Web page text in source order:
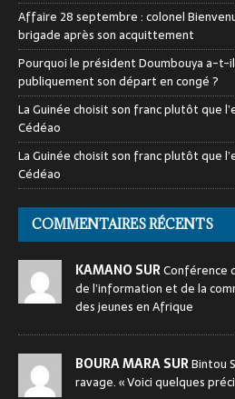
Affaire 28 septembre : colonel
brigade après son acquittement
Pourquoi le président Doumbouya a-t-il
publiquement son départ en congé ?
La Guinée choisit son franc plutôt que
Cédéao
La Guinée choisit son franc plutôt que
Cédéao
COMMENTAIRES RÉCENTS
KAMANO SURConférence
de l’information et de la
des jeunes en Afrique
BOURA MARA SURBintou
ravage. « Voici quelques